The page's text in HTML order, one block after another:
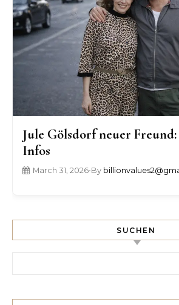
Jule Gölsdorf neuer
Infos
March 31, 2026•By
SUCHEN